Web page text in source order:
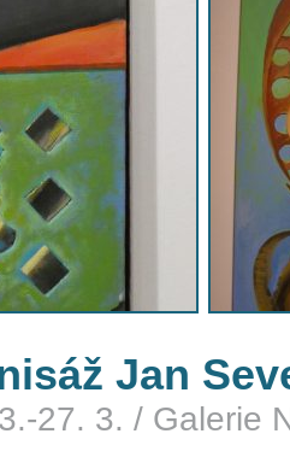
Jan
27. 3. / Galerie